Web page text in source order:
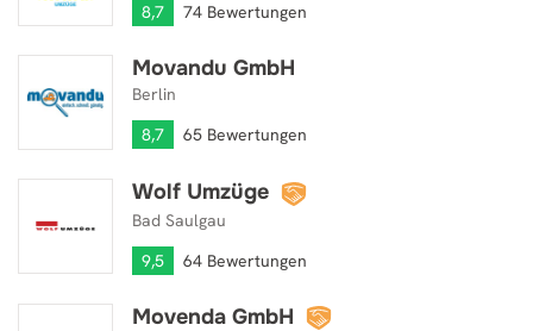
8,7
74 Bewertungen
Movandu GmbH
Berlin
8,7
65 Bewertungen
Movandu GmbH
Wolf Umzüge
Bad Saulgau
9,5
64 Bewertungen
Movenda GmbH
Movenda GmbH